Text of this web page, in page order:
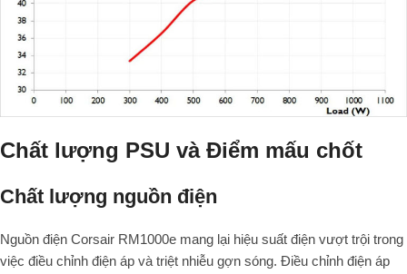
Chất lượng PSU và Điểm mấu chốt
Chất lượng nguồn điện
Nguồn điện Corsair RM1000e mang lại hiệu suất điện vượt trội trong
việc điều chỉnh điện áp và triệt nhiễu gợn sóng. Điều chỉnh điện áp